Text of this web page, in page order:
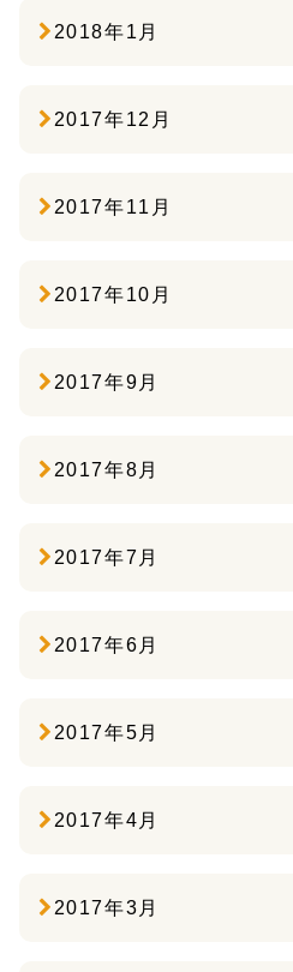
2018年1月
2017年12月
2017年11月
2017年10月
2017年9月
2017年8月
2017年7月
2017年6月
2017年5月
2017年4月
2017年3月